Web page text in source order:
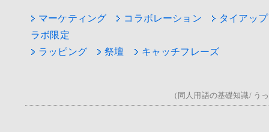
マーケティング コラボレーション
タイアップ
ラボ限定
ラッピング
祭壇 キャッチフレーズ
（同人用語の基礎知識/ う